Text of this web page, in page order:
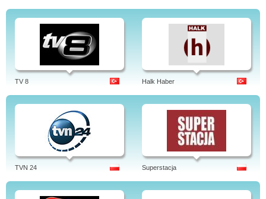
TV 8 Halk Haber
TVN 24 Superstacja